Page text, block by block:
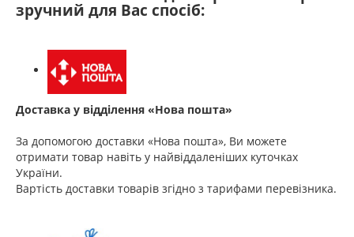
зручний для Вас спосіб:
Доставка у відділення «Нова пошта»
За допомогою доставки «Нова пошта», Ви можете
отримати товар навіть у найвіддаленіших куточках
України.
Вартість доставки товарів згідно з тарифами перевізника.